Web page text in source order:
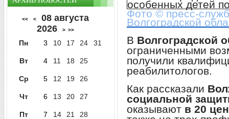
Фото © пресс-
Волгоградской
В Волгоградской
ограниченными
получили
реабилитологов.
Как рассказали
социальной
оказывают в 20
<< <
08 августа
2026
> >>
Пн 3 10 17 24 31
Вт 4 11 18 25
Ср 5 12 19 26
Чт 6 13 20 27
Пт 7 14 21 28